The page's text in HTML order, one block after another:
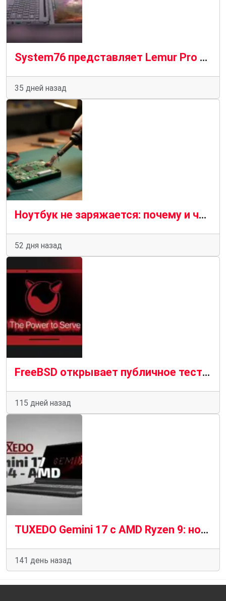
System76 представляет Lemur Pro 2026 с 18-часовым временем автономной работы и Wi-Fi 7
35 дней назад
Ноутбук не заряжается: почему и что делать — пошаговая диагностика
52 дня назад
FreeBSD открывает публичное тестирование поддержки ноутбуков
115 дней назад
TUXEDO Gemini 17 с AMD Ryzen 9: новый уровень Linux-ноутбуков
141 день назад